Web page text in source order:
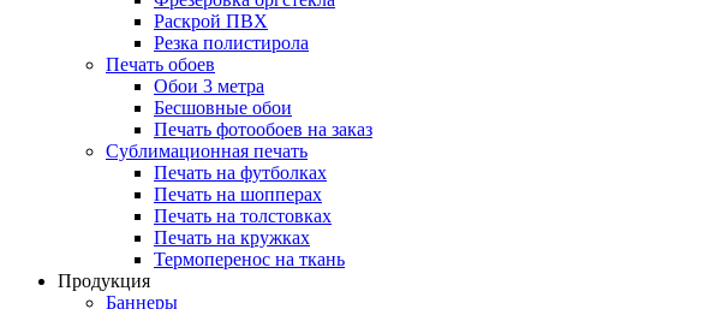
Раскрой ПВХ
Резка полистирола
Печать обоев
Обои 3 метра
Бесшовные обои
Печать фотообоев на заказ
Сублимационная печать
Печать на футболках
Печать на шопперах
Печать на толстовках
Печать на кружках
Термоперенос на ткань
Продукция
Баннеры